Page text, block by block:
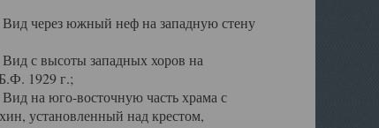
через южный неф на западную стену
с высоты западных хоров на
1929 г.;
на юго-восточную часть храма с
установленный над крестом,